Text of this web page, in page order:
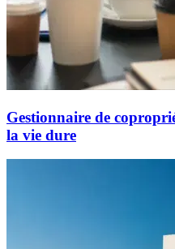
Gestionnaire de
la vie dure